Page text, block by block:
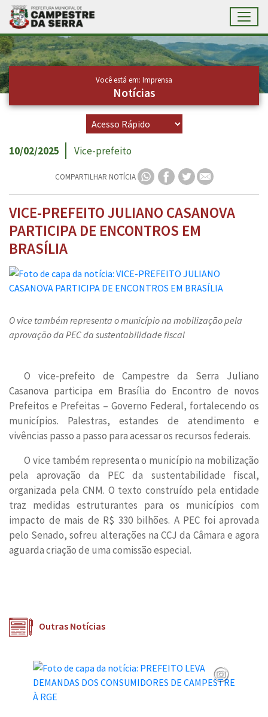
Ir para conteúdo principal
Conteúdo Principal
Você está em: Imprensa
Notícias
10/02/2025 Vice-prefeito
COMPARTILHAR NOTÍCIA
VICE-PREFEITO JULIANO CASANOVA
PARTICIPA DE ENCONTROS EM
BRASÍLIA
O vice também representa o município na mobilização pela
aprovação da PEC da sustentabilidade fiscal
O vice-prefeito de Campestre da Serra Juliano
Casanova participa em Brasília do Encontro de novos
Prefeitos e Prefeitas – Governo Federal, fortalecendo os
municípios. Palestras, estandes de atendimento e
vivências passo a passo para acessar os recursos federais.
O vice também representa o município na mobilização
pela aprovação da PEC da sustentabilidade fiscal,
organizada pela CNM. O texto construído pela entidade
traz medidas estruturantes para os municípios com
impacto de mais de R$ 330 bilhões. A PEC foi aprovada
pelo Senado, sofreu alterações na CCJ da Câmara e agora
aguarda criação de uma comissão especial.
Outras Notícias